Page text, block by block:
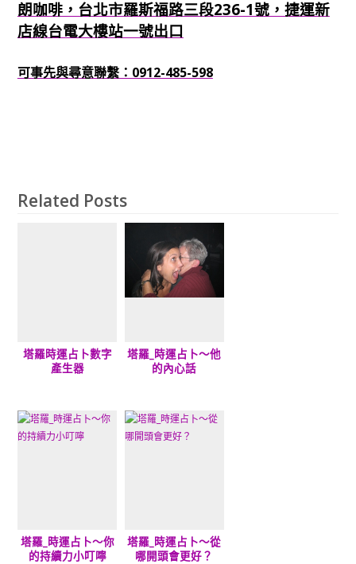
朗咖啡，台北市羅斯福路三段236-1號，捷運新
店線台電大樓站一號出口
可事先與尋意聯繫：0912-485-598
Related Posts
塔羅時運占卜數字
產生器
塔羅_時運占卜～他
的內心話
塔羅_時運占卜～你
的持續力小叮嚀
塔羅_時運占卜～從
哪開頭會更好？